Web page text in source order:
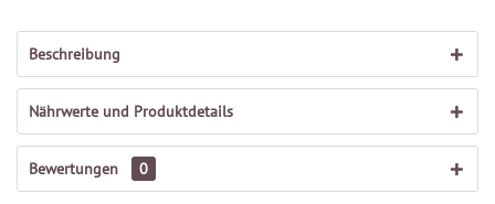
Beschreibung
Nährwerte und Produktdetails
Bewertungen 0